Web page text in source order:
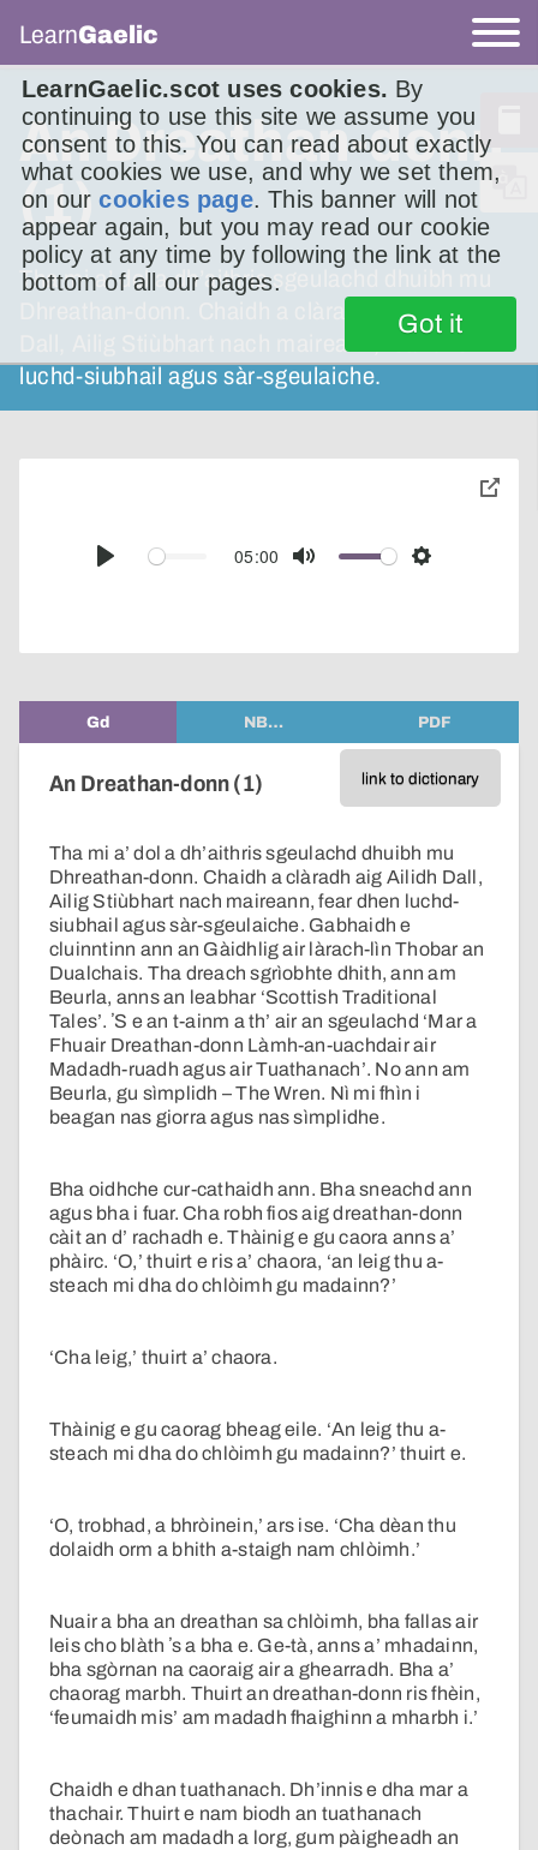
LearnGaelic.scot uses cookies. By
continuing to use this site we assume you
consent to this. You can read about exactly
what cookies we use, and why we set them,
on ourcookies page. This banner will not
appear again, but you may read our cookie
policy at any time by following the link at the
bottom of all our pages.
Got it
LearnGaelic
An Dreathan-donn
(1)
Tha mi a’ dol a dh’aithris sgeulachd dhuibh mu
Dhreathan-donn. Chaidh a clàradh aig Ailidh
Dall, Ailig Stiùbhart nach maireann, fear dhen
luchd-siubhail agus sàr-sgeulaiche.
Play
05:00
Mute Settings
toggle
Gd NB… PDF
link to dictionary
An Dreathan-donn (1)
Tha mi a’ dol a dh’aithris sgeulachd dhuibh mu
Dhreathan-donn. Chaidh a clàradh aig Ailidh Dall,
Ailig Stiùbhart nach maireann, fear dhen luchd-
siubhail agus sàr-sgeulaiche. Gabhaidh e
cluinntinn ann an Gàidhlig air làrach-lìn Thobar an
Dualchais. Tha dreach sgrìobhte dhith, ann am
Beurla, anns an leabhar ‘Scottish Traditional
Tales’. ʼS e an t-ainm a th’ air an sgeulachd ‘Mar a
Fhuair Dreathan-donn Làmh-an-uachdair air
Madadh-ruadh agus air Tuathanach’. No ann am
Beurla, gu sìmplidh – The Wren. Nì mi fhìn i
beagan nas giorra agus nas sìmplidhe.
Bha oidhche cur-cathaidh ann. Bha sneachd ann
agus bha i fuar. Cha robh fios aig dreathan-donn
càit an d’ rachadh e. Thàinig e gu caora anns a’
phàirc. ‘O,’ thuirt e ris a’ chaora, ‘an leig thu a-
steach mi dha do chlòimh gu madainn?’
‘Cha leig,’ thuirt a’ chaora.
Thàinig e gu caorag bheag eile. ‘An leig thu a-
steach mi dha do chlòimh gu madainn?’ thuirt e.
‘O, trobhad, a bhròinein,’ ars ise. ‘Cha dèan thu
dolaidh orm a bhith a-staigh nam chlòimh.’
Nuair a bha an dreathan sa chlòimh, bha fallas air
leis cho blàth ʼs a bha e. Ge-tà, anns a’ mhadainn,
bha sgòrnan na caoraig air a ghearradh. Bha a’
chaorag marbh. Thuirt an dreathan-donn ris fhèin,
‘feumaidh mis’ am madadh fhaighinn a mharbh i.’
Chaidh e dhan tuathanach. Dh’innis e dha mar a
thachair. Thuirt e nam biodh an tuathanach
deònach am madadh a lorg, gum pàigheadh an